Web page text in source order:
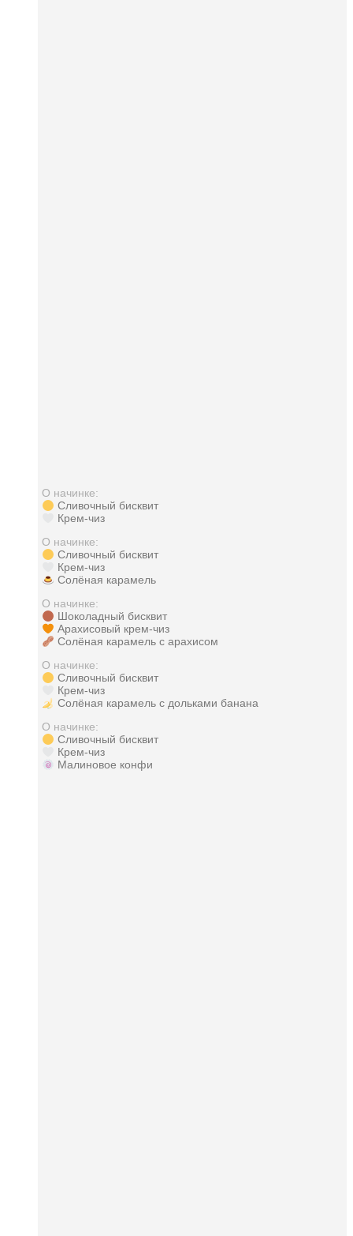
О начинке:
Сливочный бисквит
Крем-чиз
О начинке:
Сливочный бисквит
Крем-чиз
Солёная карамель
О начинке:
Шоколадный бисквит
Арахисовый крем-чиз
Солёная карамель с арахисом
О начинке:
Сливочный бисквит
Крем-чиз
Солёная карамель с дольками банана
О начинке:
Сливочный бисквит
Крем-чиз
Малиновое конфи